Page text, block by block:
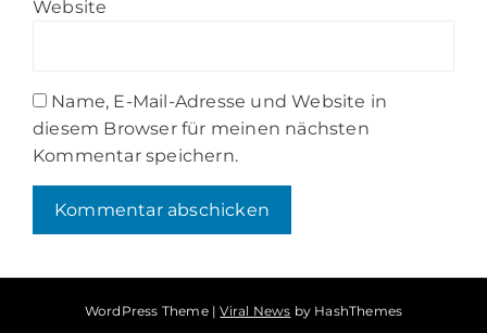
Website
Name, E-Mail-Adresse und Website in
diesem Browser für meinen nächsten
Kommentar speichern.
WordPress Theme |Viral News by HashThemes